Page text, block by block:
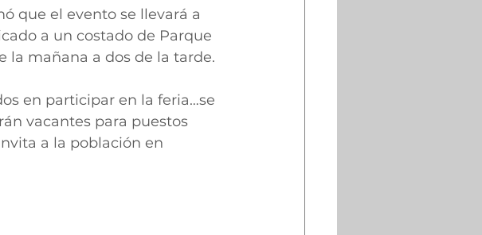
que el evento se llevará a
a un costado de Parque
la mañana a dos de la tarde.
en participar en la feria…se
vacantes para puestos
a la población en